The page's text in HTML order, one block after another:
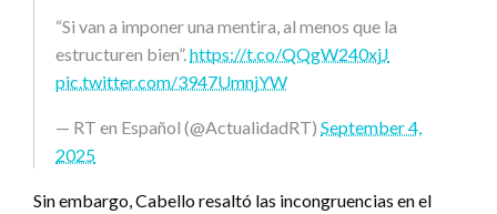
“Si van a imponer una mentira, al menos que la
estructuren bien”. https://t.co/QQgW240xjJ
pic.twitter.com/3947UmnjYW
— RT en Español (@ActualidadRT) September 4,
2025
Sin embargo, Cabello resaltó las incongruencias en el